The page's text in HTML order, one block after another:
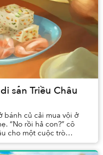
sản Triều Châu
bánh củ cải mua vội ở
“No rồi hả con?” cô
cho một cuộc trò
trình còn lại. K...